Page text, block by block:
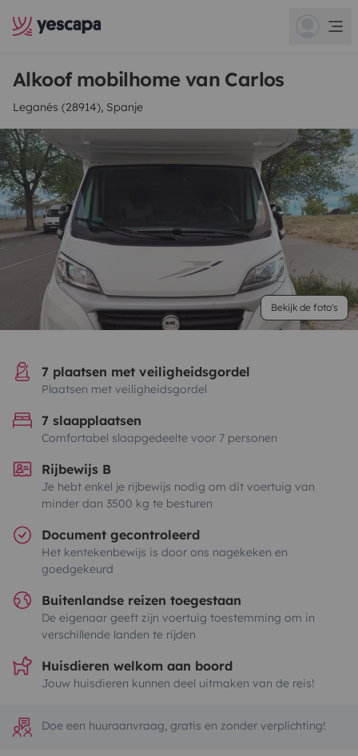
Alkoof mobilhome van Carlos
Leganés (28914), Spanje
Bekijk de foto's
7 plaatsen met veiligheidsgordel
Plaatsen met veiligheidsgordel
7 slaapplaatsen
Comfortabel slaapgedeelte voor 7 personen
Rijbewijs B
Je hebt enkel je rijbewijs nodig om dit voertuig van
minder dan 3500 kg te besturen
Document gecontroleerd
Het kentekenbewijs is door ons nagekeken en
goedgekeurd
Buitenlandse reizen toegestaan
De eigenaar geeft zijn voertuig toestemming om in
verschillende landen te rijden
Huisdieren welkom aan boord
Jouw huisdieren kunnen deel uitmaken van de reis!
Doe een huuraanvraag, gratis en zonder verplichting!